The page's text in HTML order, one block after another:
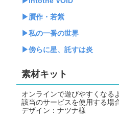
▶贋作・若紫
▶私の一番の世界
▶傍らに星、託すは炎
素材キット
オンラインで遊びやすくなる
該当のサービスを使用する場
デザイン：ナツナ様